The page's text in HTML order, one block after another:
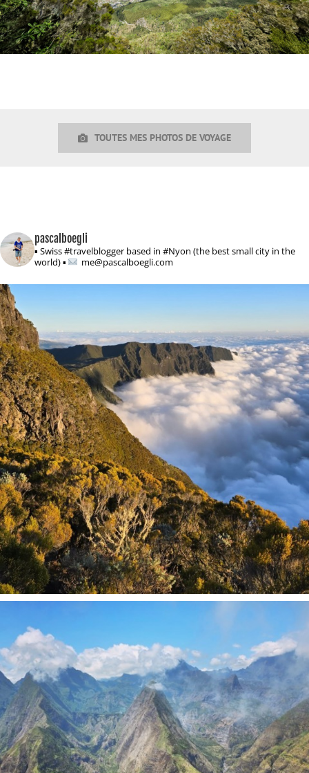
TOUTES MES PHOTOS DE VOYAGE
pascalboegli
▪ Swiss #travelblogger based in #Nyon (the best small city in the
world)▪ me@pascalboegli.com